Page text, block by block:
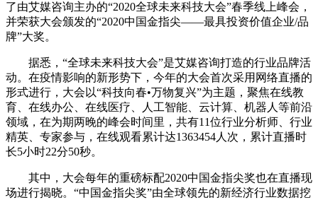
了由艾媒咨询主办的“2020全球未来科技大会”春季线上峰会，
并荣获大会颁发的“2020中国金指尖——最具投资价值企业/品
牌”大奖。
据悉，“全球未来科技大会”是艾媒咨询打造的行业品牌活
动。在疫情影响的新形势下，今年的大会首次采用网络直播的
形式进行，大会以“科技向春•万物复兴”为主题，聚焦在线教
育、在线办公、在线医疗、人工智能、云计算、机器人等前沿
领域，在为期两晚的峰会时间里，共有11位行业分析师、行业
精英、专家参与，在线观看累计达1363454人次，累计直播时
长5小时22分50秒。
其中，大会每年的重磅标配2020中国金指尖奖也在直播现
场进行揭晓。“中国金指尖奖”由全球领先的新经济行业数据挖